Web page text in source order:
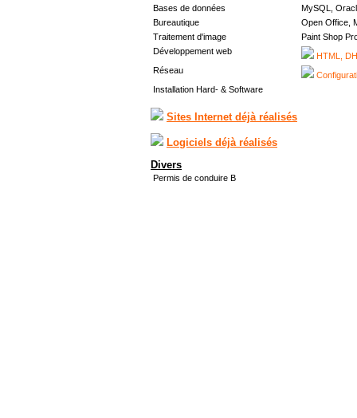
Bases de données
MySQL,
Bureautique
Open Office,
Traitement d'image
Paint Shop
Développement web
HTML,
Réseau
Installation Hard- & Software
Sites Internet déjà réalisés
Logiciels déjà réalisés
Divers
Permis de conduire B